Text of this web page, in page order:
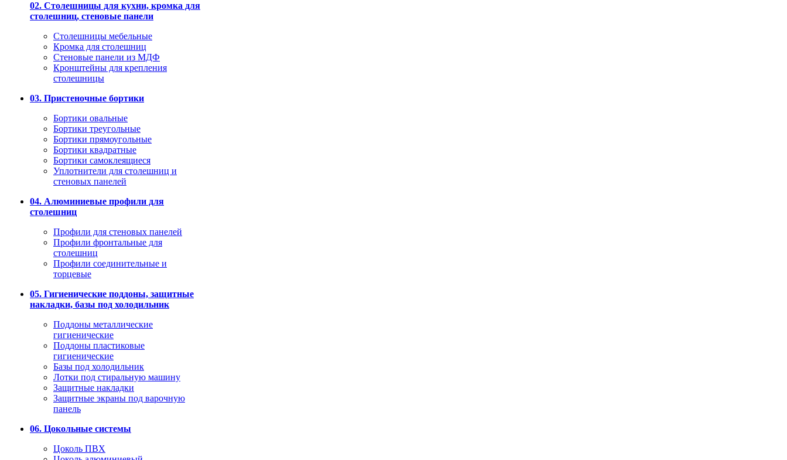
02. Столешницы для кухни, кромка для
столешниц, стеновые панели
Столешницы мебельные
Кромка для столешниц
Стеновые панели из МДФ
Кронштейны для крепления
столешницы
03. Пристеночные бортики
Бортики овальные
Бортики треугольные
Бортики прямоугольные
Бортики квадратные
Бортики самоклеящиеся
Уплотнители для столешниц и
стеновых панелей
04. Алюминиевые профили для
столешниц
Профили для стеновых панелей
Профили фронтальные для
столешниц
Профили соединительные и
торцевые
05. Гигиенические поддоны, защитные
накладки, базы под холодильник
Поддоны металлические
гигиенические
Поддоны пластиковые
гигиенические
Базы под холодильник
Лотки под стиральную машину
Защитные накладки
Защитные экраны под варочную
панель
06. Цокольные системы
Цоколь ПВХ